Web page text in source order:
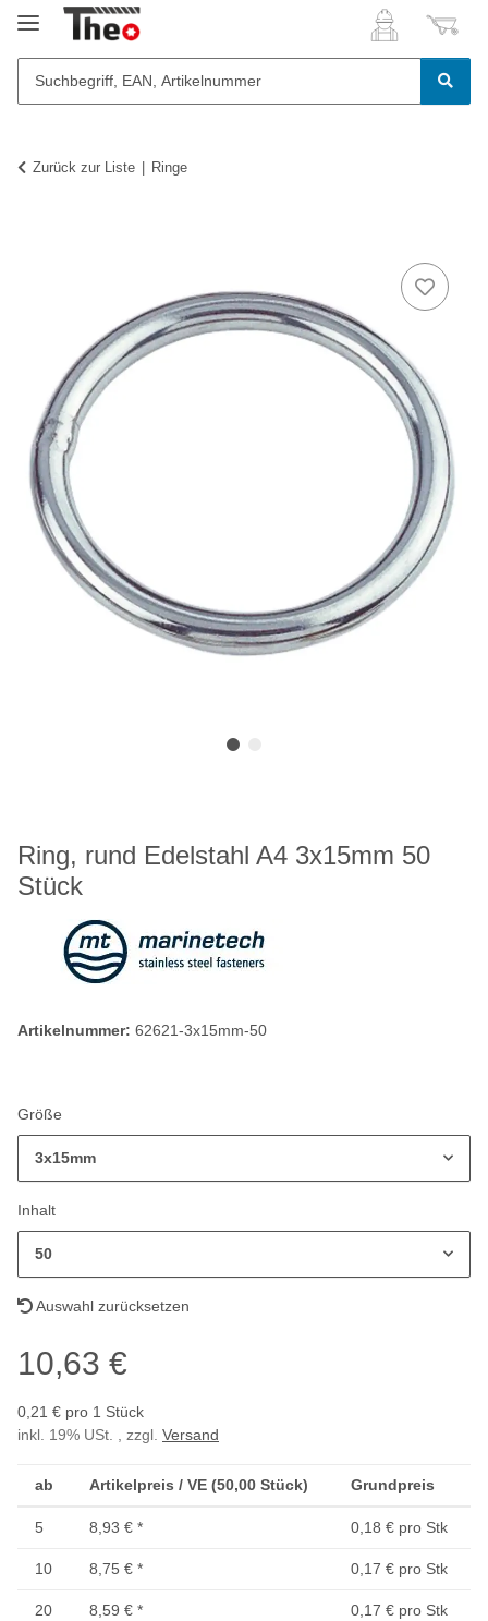
Zurück zur Liste Ringe
Ring, rund Edelstahl A4 3x15mm 50
Stück
Artikelnummer: 62621-3x15mm-50
Größe
3x15mm
Inhalt
50
Auswahl zurücksetzen
10,63 €
0,21 € pro 1 Stück
inkl. 19% USt. , zzgl. Versand
ab Artikelpreis / VE (50,00 Stück) Grundpreis
5 8,93 € * 0,18 € pro Stk
10 8,75 € * 0,17 € pro Stk
20 8,59 € * 0,17 € pro Stk